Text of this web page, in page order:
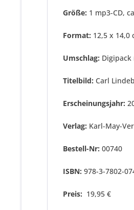
Größe: 1 mp3-CD,
Format: 12,5 x 14,0
Umschlag:
Titelbild: Carl
Erscheinungsjahr:
Verlag: Karl-May-
Bestell-Nr: 00740
ISBN: 978-3-7802-
Preis: 19,95 €